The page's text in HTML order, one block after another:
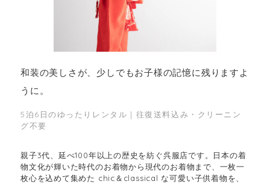
和装の美しさが、少しでもお子様の記憶に残りますよ
うに。
5泊6日のゆったりレンタル｜往復送料込み・クリーニン
グ不要
親子3代、延べ100年以上の歴史を紡ぐ呉服店です。日本の着
物文化が輝いた時代のお着物から現代のお着物まで、一枚一
枚心を込めて集めた chic＆classical な可愛い子供着物を、